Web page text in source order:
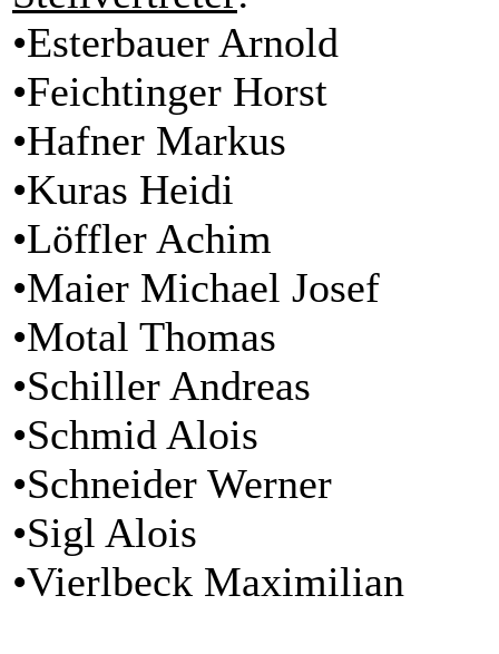
•Esterbauer Arnold
•Feichtinger Horst
•Hafner Markus
•Kuras Heidi
•Löffler Achim
•Maier Michael Josef
•Motal Thomas
•Schiller Andreas
•Schmid Alois
•Schneider Werner
•Sigl Alois
•Vierlbeck Maximilian